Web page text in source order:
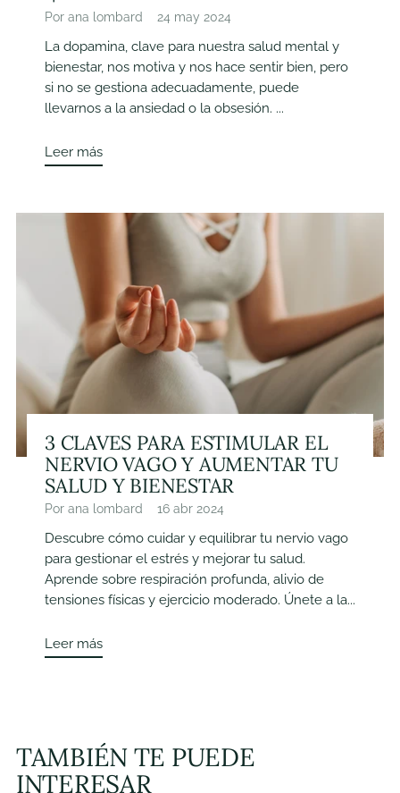
Por ana lombard 24 may 2024
La dopamina, clave para nuestra salud mental y
bienestar, nos motiva y nos hace sentir bien, pero
si no se gestiona adecuadamente, puede
llevarnos a la ansiedad o la obsesión. ...
Leer más
3 CLAVES PARA ESTIMULAR EL
NERVIO VAGO Y AUMENTAR TU
SALUD Y BIENESTAR
Por ana lombard 16 abr 2024
Descubre cómo cuidar y equilibrar tu nervio vago
para gestionar el estrés y mejorar tu salud.
Aprende sobre respiración profunda, alivio de
tensiones físicas y ejercicio moderado. Únete a la...
Leer más
TAMBIÉN TE PUEDE
INTERESAR